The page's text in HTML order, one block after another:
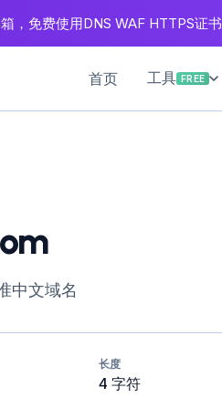
，免费使用DNS WAF HTTPS证书
首页 工具 FREE
中文域名
长度
4 字符